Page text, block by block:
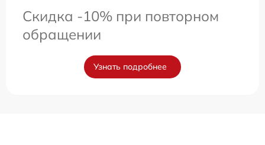
Скидка -10% при повторном
обращении
Узнать подробнее